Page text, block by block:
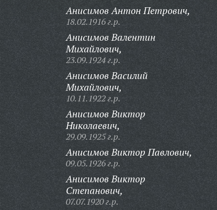
Анисимов Антон Петрович,
18.02.1916 г.р.
Анисимов Валентин
Михайлович,
23.09.1924 г.р.
Анисимов Василий
Михайлович,
10.11.1922 г.р.
Анисимов Виктор
Николаевич,
29.09.1925 г.р.
Анисимов Виктор Павлович,
09.05.1926 г.р.
Анисимов Виктор
Степанович,
07.07.1920 г.р.